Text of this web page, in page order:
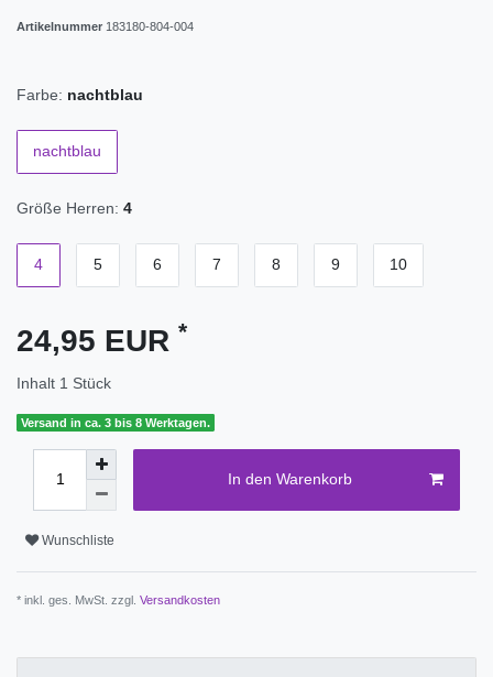
Artikelnummer 183180-804-004
Farbe: nachtblau
nachtblau
Größe Herren: 4
4 5 6 7 8 9 10
24,95 EUR *
Inhalt 1 Stück
Versand in ca. 3 bis 8 Werktagen.
In den Warenkorb
Wunschliste
* inkl. ges. MwSt. zzgl. Versandkosten